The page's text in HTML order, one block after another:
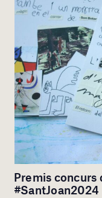
Premis concurs
#SantJoan2024